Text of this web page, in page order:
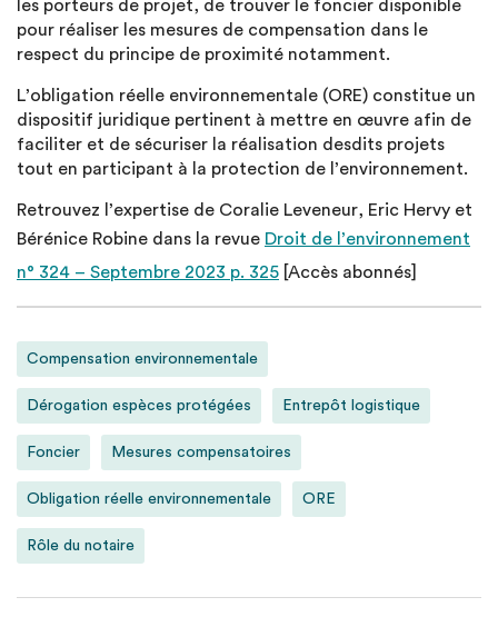
les porteurs de projet, de trouver le foncier disponible
pour réaliser les mesures de compensation dans le
respect du principe de proximité notamment.
L’obligation réelle environnementale (ORE) constitue un
dispositif juridique pertinent à mettre en œuvre afin de
faciliter et de sécuriser la réalisation desdits projets
tout en participant à la protection de l’environnement.
Retrouvez l’expertise de Coralie Leveneur, Eric Hervy et
Bérénice Robine dans la revue Droit de l’environnement
n° 324 – Septembre 2023 p. 325 [Accès abonnés]
Compensation environnementale
Dérogation espèces protégées Entrepôt logistique
Foncier Mesures compensatoires
Obligation réelle environnementale ORE
Rôle du notaire